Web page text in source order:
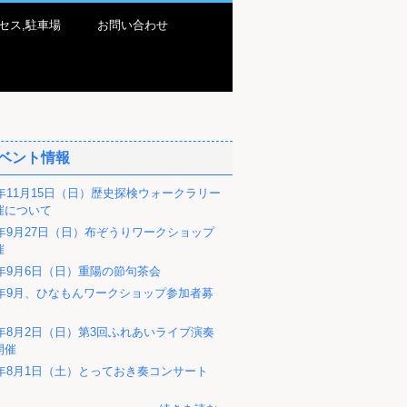
ス,駐車場 お問い合わせ
ント情報
11月15日（日）歴史探検ウォークラリー
について
9月27日（日）布ぞうりワークショップ
9月6日（日）重陽の節句茶会
9月、ひなもんワークショップ参加者募
8月2日（日）第3回ふれあいライブ演奏
催
8月1日（土）とっておき奏コンサート